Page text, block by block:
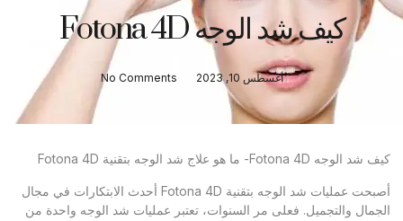
كيف شد الوجه Fotona 4D
أغسطس 10, 2023 No Comments
كيف شد الوجه Fotona 4D- ما هو علاج شد الوجه بتقنية Fotona 4D
أصبحت عمليات شد الوجه بتقنية Fotona 4D أحدث الابتكارات في مجال
الجمال والتجميل. فعلى مر السنوات، تعتبر عمليات شد الوجه واحدة من